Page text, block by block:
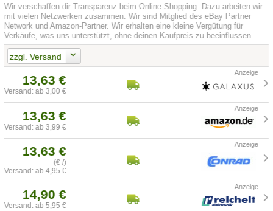
Wir verschaffen dir Transparenz beim Online-Shopping. Dazu arbeiten wir
mit vielen Netzwerken zusammen. Wir sind Mitglied des eBay Partner
Network und Amazon-Partner. Wir erhalten eine kleine Vergütung für
Verkäufe, was uns unterstützt, ohne deinen Kaufpreis zu beeinflussen.
zzgl. Versand
13,63 €
Versand: ab 3,00 €
13,63 €
Versand: ab 3,99 €
13,63 €
(€ /)
Versand: ab 4,95 €
14,90 €
Versand: ab 5,95 €